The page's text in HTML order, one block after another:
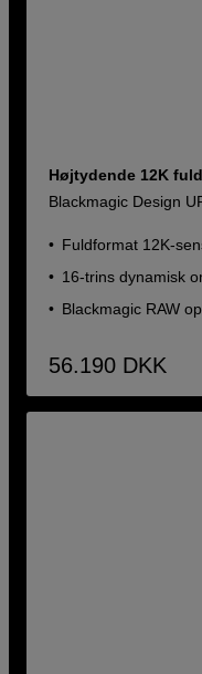
Højtydende 12K
Blackmagic Design
Fuldformat 12K-
16-trins dynamisk
Blackmagic RAW
56.190 DKK